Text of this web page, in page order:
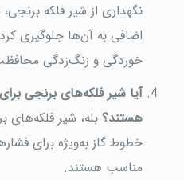
نگهداری از شیر فلکه برنجی،
اضافی به آن‌ها جلوگیری
خوردگی و زنگ‌زدگی
آیا شیر فلکه‌های برنجی
هستند؟بله، شیر فلکه‌های
خطوط گاز به‌ویژه برای
مناسب هستند.